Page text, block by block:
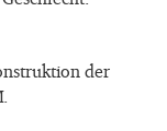
der